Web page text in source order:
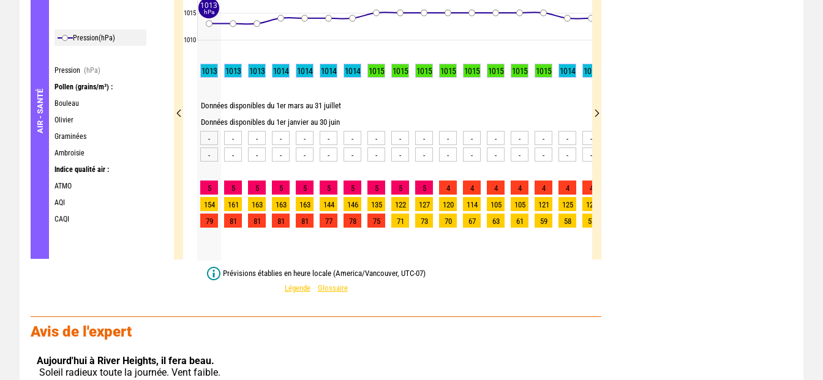
AIR - SANTÉ
Pression(hPa)
Pression (hPa)
Pollen (grains/m³) :
Bouleau
Olivier
Graminées
Ambroisie
Indice qualité air :
ATMO
AQI
CAQI
1015
1010
1013 1013 1013 1014 1014 1014 1014 1015 1015 1015 1015 1015 1015 1015 1015 1014 1014
Données disponibles du 1er mars au 31 juillet
Données disponibles du 1er janvier au 30 juin
-
- - - - - - - - - - - - - - - -
-
- - - - - - - - - - - - - - - -
5 5 5 5 5 5 5 5 5 5 4 4 4 4 4 4 4
154
161 163 163 163 144 146 135 122 127 120 114 105 105 121 125 128
79
81 81 81 81 77 78 75 71 73 70 67 63 61 59 58 57
Prévisions établies en heure locale (America/Vancouver, UTC-07)
Légende
Glossaire
Avis de l'expert
Aujourd'hui à River Heights, il fera beau.
Soleil radieux toute la journée. Vent faible.
1013
hPa